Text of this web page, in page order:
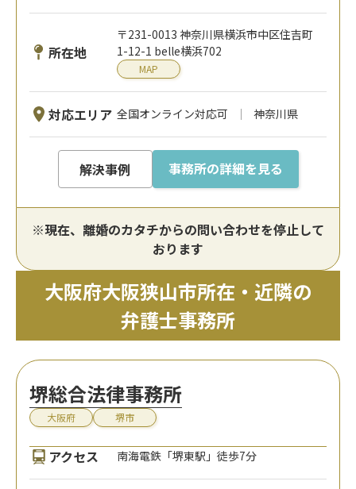
所在地
〒231-0013 神奈川県横浜市中区住吉町
1-12-1 belle横浜702
MAP
対応エリア 全国オンライン対応可 神奈川県
解決事例 事務所の詳細を見る
※現在、離婚のカタチからの問い合わせを停止して
おります
大阪府大阪狭山市所在・近隣の
弁護士事務所
堺総合法律事務所
大阪府 堺市
アクセス 南海電鉄「堺東駅」徒歩7分